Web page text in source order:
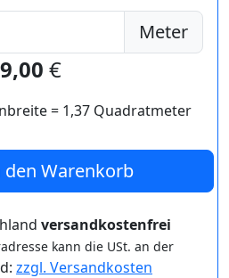
Meter
€
= 1,37 Quadratmeter
den Warenkorb
versandkostenfrei
kann die USt. an der
zzgl. Versandkosten